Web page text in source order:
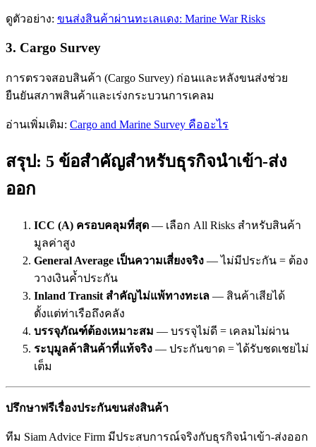
ดูตัวอย่าง: ขนส่งสินค้าผ่านทะเลแดง: Marine War Risks
3. Cargo Survey
การตรวจสอบสินค้า (Cargo Survey) ก่อนและหลังขนส่งช่วย
ยืนยันสภาพสินค้าและเร่งกระบวนการเคลม
อ่านเพิ่มเติม: Cargo and Marine Survey คืออะไร
สรุป: 5 ข้อสำคัญสำหรับธุรกิจนำเข้า-ส่ง
ออก
ICC (A) ครอบคลุมที่สุด — เลือก All Risks สำหรับสินค้า
มูลค่าสูง
General Average เป็นความเสี่ยงจริง — ไม่มีประกัน = ต้อง
วางเงินค้ำประกัน
Inland Transit สำคัญไม่แพ้ทางทะเล — สินค้าเสียได้
ตั้งแต่ท่าเรือถึงคลัง
บรรจุภัณฑ์ต้องเหมาะสม — บรรจุไม่ดี = เคลมไม่ผ่าน
ระบุมูลค้าสินค้าที่แท้จริง — ประกันขาด = ได้รับชดเชยไม่
เต็ม
ปรึกษาฟรีเรื่องประกันขนส่งสินค้า
ทีม Siam Advice Firm มีประสบการณ์จริงกับธุรกิจนำเข้า-ส่งออก